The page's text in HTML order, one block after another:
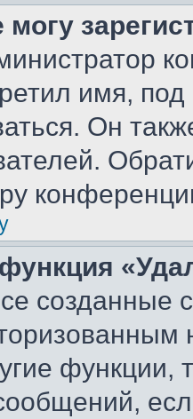
имя,
Он
созданные
функции,